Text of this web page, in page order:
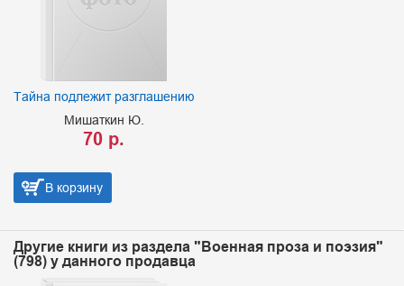
Тайна подлежит разглашению
Мишаткин Ю.
70 р.
В корзину
Другие книги из раздела "Военная проза и поэзия"
(798) у данного продавца